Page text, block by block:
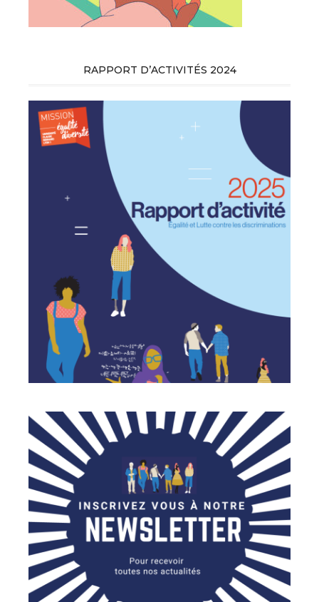
RAPPORT D’ACTIVITÉS 2024